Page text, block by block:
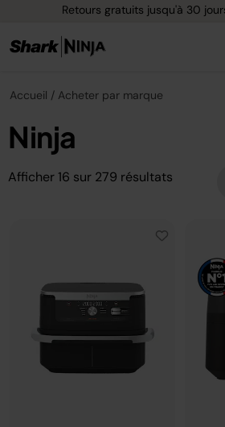
Retours gratuits jusqu'à 30
Accueil Acheter par marque
Ninja
Afficher 16 sur 279 résultats